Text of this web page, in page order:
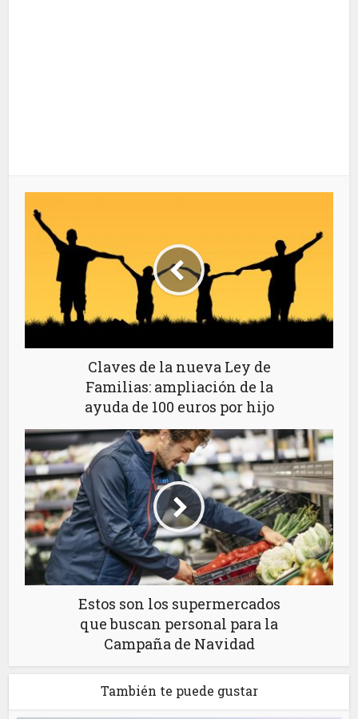
Claves de la nueva Ley de
Familias: ampliación de la
ayuda de 100 euros por hijo
Estos son los supermercados
que buscan personal para la
Campaña de Navidad
También te puede gustar